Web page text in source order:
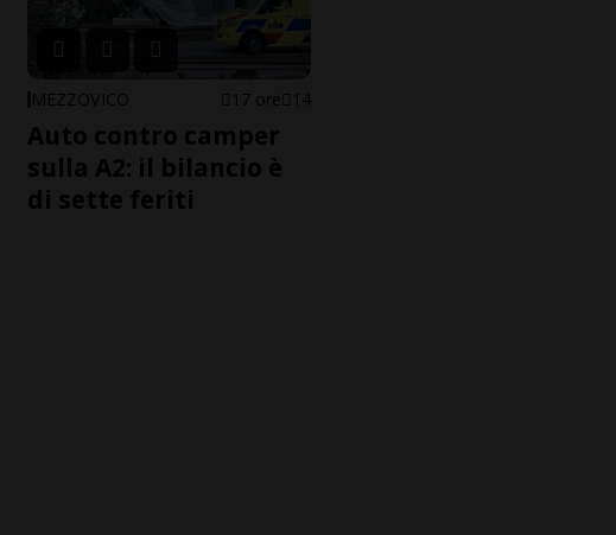
MEZZOVICO 17 ore 14
Auto contro camper
sulla A2: il bilancio è
di sette feriti